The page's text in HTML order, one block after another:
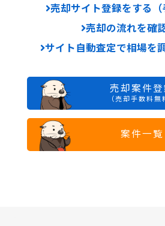
売却サイト登録をする（
売却の流れを確
サイト自動査定で相場を
売却案件登
（売却手数料無
案件一覧